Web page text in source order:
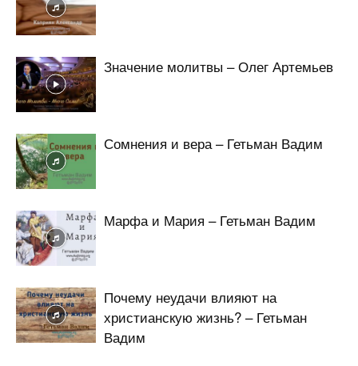
Значение молитвы – Олег Артемьев
Сомнения и вера – Гетьман Вадим
Марфа и Мария – Гетьман Вадим
Почему неудачи влияют на
христианскую жизнь? – Гетьман
Вадим